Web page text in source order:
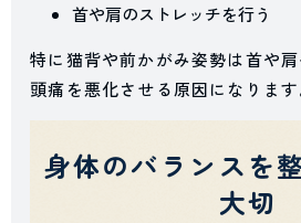
首や肩のストレッチを行う
特に猫背や前かがみ姿勢は首や肩
頭痛を悪化させる原因になります
身体のバランスを
大切